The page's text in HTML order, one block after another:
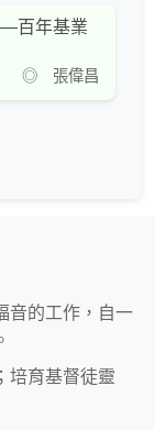
百年基業
◎ 張偉昌
音的工作，自一
培育基督徒靈